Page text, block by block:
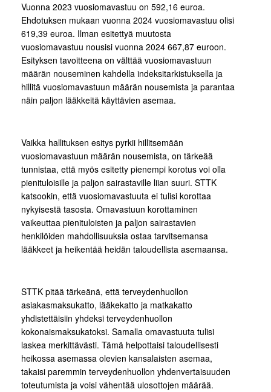
Vuonna 2023 vuosiomavastuu on 592,16 euroa.
Ehdotuksen mukaan vuonna 2024 vuosiomavastuu olisi
619,39 euroa. Ilman esitettyä muutosta
vuosiomavastuu nousisi vuonna 2024 667,87 euroon.
Esityksen tavoitteena on välttää vuosiomavastuun
määrän nouseminen kahdella indeksitarkistuksella ja
hillitä vuosiomavastuun määrän nousemista ja parantaa
näin paljon lääkkeitä käyttävien asemaa.
Vaikka hallituksen esitys pyrkii hillitsemään
vuosiomavastuun määrän nousemista, on tärkeää
tunnistaa, että myös esitetty pienempi korotus voi olla
pienituloisille ja paljon sairastaville liian suuri. STTK
katsookin, että vuosiomavastuuta ei tulisi korottaa
nykyisestä tasosta. Omavastuun korottaminen
vaikeuttaa pienituloisten ja paljon sairastavien
henkilöiden mahdollisuuksia ostaa tarvitsemansa
lääkkeet ja heikentää heidän taloudellista asemaansa.
STTK pitää tärkeänä, että terveydenhuollon
asiakasmaksukatto, lääkekatto ja matkakatto
yhdistettäisiin yhdeksi terveydenhuollon
kokonaismaksukatoksi. Samalla omavastuuta tulisi
laskea merkittävästi. Tämä helpottaisi taloudellisesti
heikossa asemassa olevien kansalaisten asemaa,
takaisi paremmin terveydenhuollon yhdenvertaisuuden
toteutumista ja voisi vähentää ulosottojen määrää.